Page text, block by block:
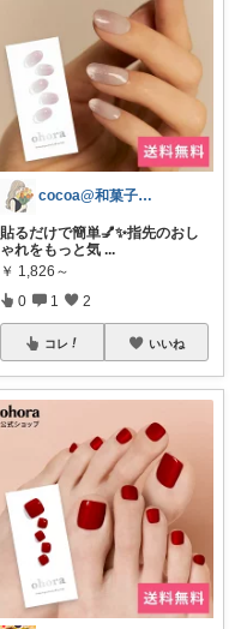
cocoa@和菓子大好き
貼るだけで簡単💅✨指先のおし
ゃれをもっと気 ...
￥ 1,826～
0 1 2
コレ いいね